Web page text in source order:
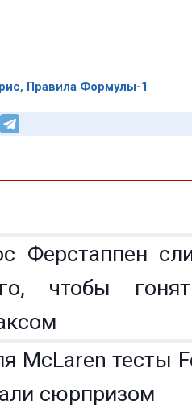
, Правила Формулы-1
Ферстаппен
чтобы
McLaren тесты
сюрпризом